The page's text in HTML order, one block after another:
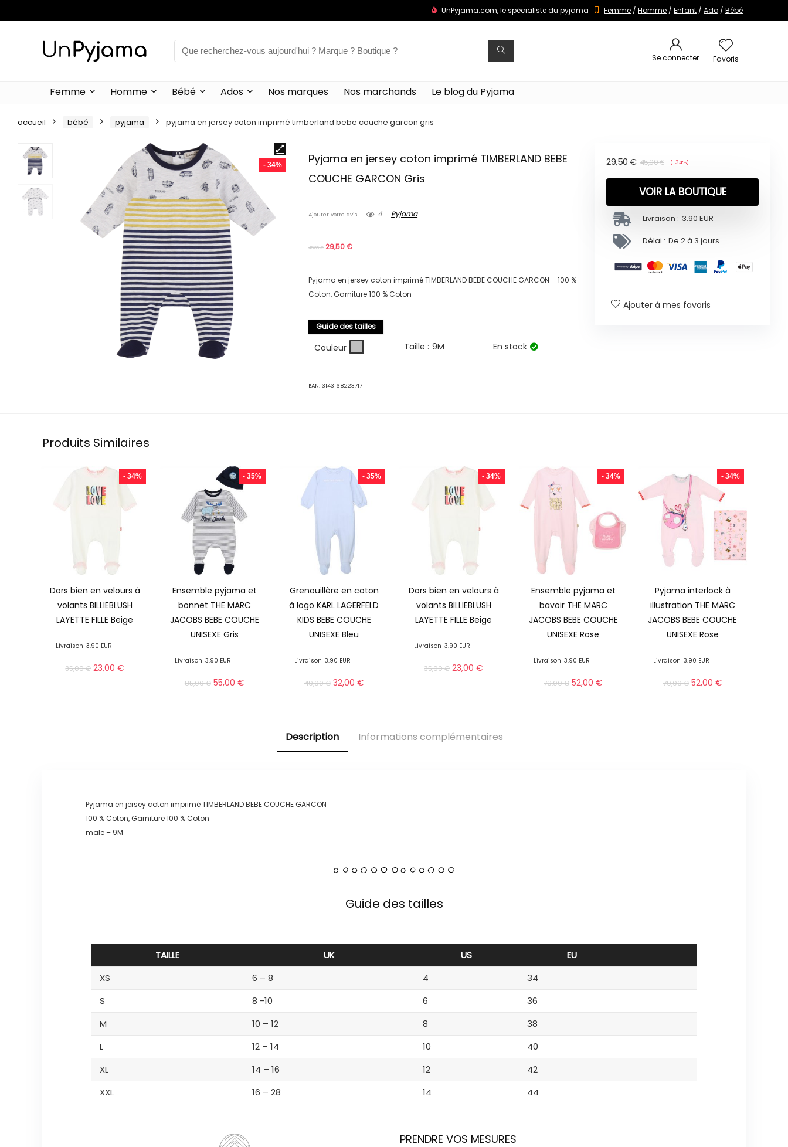
UnPyjama.com, le spécialiste du pyjama Femme / Homme / Enfant / Ado / Bébé
Se connecter Favoris
Femme Homme Bébé Ados Nos marques Nos marchands Le blog du Pyjama
accueil bébé pyjama pyjama en jersey coton imprimé timberland bebe couche garcon gris
- 34%
Pyjama en jersey coton imprimé TIMBERLAND BEBE
COUCHE GARCON Gris
Ajouter votre avis 4 Pyjama
45,00€ 29,50€
Pyjama en jersey coton imprimé TIMBERLAND BEBE COUCHE GARCON – 100 %
Coton, Garniture 100 % Coton
Guide des tailles
Couleur Taille : 9M En stock
EAN:3143168223717
45,00€
29,50 € (-34%)
VOIR LA BOUTIQUE
Livraison : 3.90 EUR
Délai : De 2 à 3 jours
Ajouter à mes favoris
Produits Similaires
- 34%
Dors bien en velours à
volants BILLIEBLUSH
LAYETTE FILLE Beige
Livraison 3.90 EUR
35,00€ 23,00€
- 35%
Ensemble pyjama et
bonnet THE MARC
JACOBS BEBE COUCHE
UNISEXE Gris
Livraison 3.90 EUR
85,00€ 55,00 €
- 35%
Grenouillère en coton
à logo KARL LAGERFELD
KIDS BEBE COUCHE
UNISEXE Bleu
Livraison 3.90 EUR
49,00€ 32,00 €
- 34%
Dors bien en velours à
volants BILLIEBLUSH
LAYETTE FILLE Beige
Livraison 3.90 EUR
35,00€ 23,00€
- 34%
Ensemble pyjama et
bavoir THE MARC
JACOBS BEBE COUCHE
UNISEXE Rose
Livraison 3.90 EUR
79,00€ 52,00€
- 34%
Pyjama interlock à
illustration THE MARC
JACOBS BEBE COUCHE
UNISEXE Rose
Livraison 3.90 EUR
79,00€ 52,00 €
Description Informations complémentaires
Pyjama en jersey coton imprimé TIMBERLAND BEBE COUCHE GARCON
100 % Coton, Garniture 100 % Coton
male – 9M
Guide des tailles
TAILLE UK US
EU
XS
6 – 8 4
34
S
8 -10 6
36
M
10 – 12 8
38
L
12 – 14 10
40
XL
14 – 16 12
42
XXL
16 – 28 14 44
PRENDRE VOS MESURES